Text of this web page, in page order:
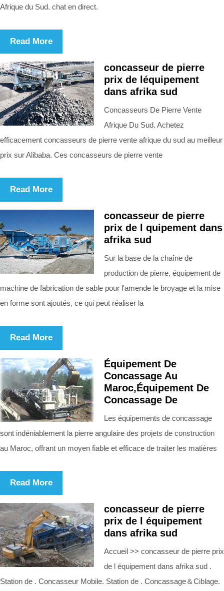
Afrique du Sud. chat en direct.
Read More
concasseur de pierre
prix de léquipement
dans afrika sud
Concasseurs De Pierre Vente
Afrique Du Sud. Achetez
efficacement concasseurs de pierre vente afrique du sud au meilleur
prix sur Alibaba. Ces concasseurs de pierre vente
Read More
concasseur de pierre
prix de l quipement dans
afrika sud
Sur la base de la chaîne de
production de pierre, équipement de
machine de fabrication de sable pour l'amende le broyage et la mise
en forme sont ajoutés, ce qui peut réaliser la
Read More
Équipement De
Concassage Au
Maroc,Équipement De
Concassage De
Les équipements de concassage
sont indéniablement la pierre angulaire des projets de construction
au Maroc, offrant un moyen fiable et efficace de traiter les matières
Read More
concasseur de pierre
prix de l équipement
dans afrika sud
Accueil >> concasseur de pierre prix
de l équipement dans afrika sud .
Station de . Concasseur Mobile. Station de . Concassage＆Ciblage.